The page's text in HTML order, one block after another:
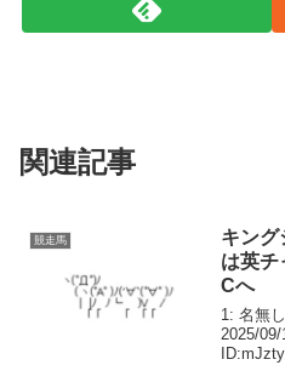
関連記事
競走馬
キング
は英チ
Cへ
1: 名無
2025/